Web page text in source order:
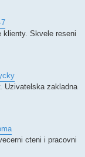
klienty. Skvele reseni
Uzivatelska zakladna
cteni i pracovni